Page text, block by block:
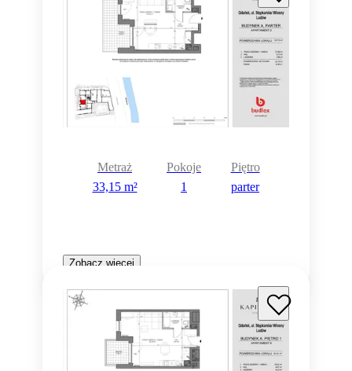
Metraż
33,15 m²
Pokoje
1
Piętro
parter
Zobacz więcej